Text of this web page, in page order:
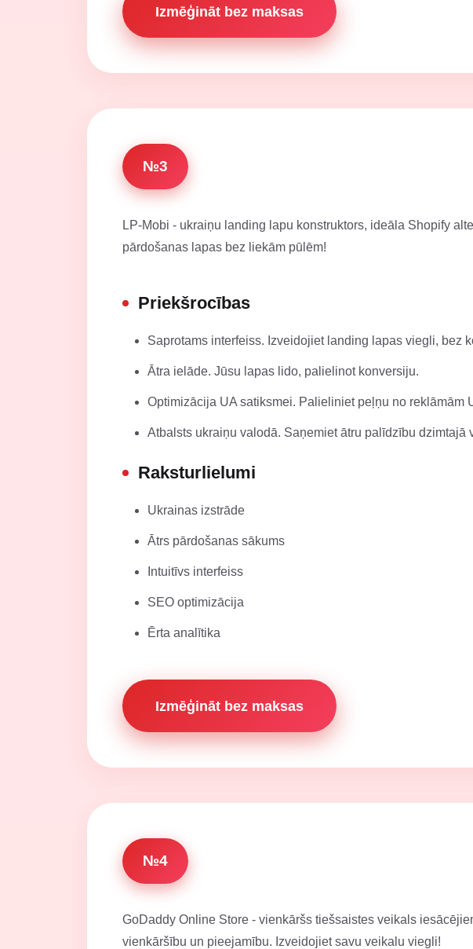
Izmēģināt bez maksas
№3
LP-Mobi - ukraiņu landing lapu konstruktors, ideāla Shopify
pārdošanas lapas bez liekām pūlēm!
Priekšrocības
Saprotams interfeiss. Izveidojiet landing lapas viegli, bez
Ātra ielāde. Jūsu lapas lido, palielinot konversiju.
Optimizācija UA satiksmei. Palieliniet peļņu no reklāmām
Atbalsts ukraiņu valodā. Saņemiet ātru palīdzību dzimtajā
Raksturlielumi
Ukrainas izstrāde
Ātrs pārdošanas sākums
Intuitīvs interfeiss
SEO optimizācija
Ērta analītika
Izmēģināt bez maksas
№4
GoDaddy Online Store - vienkāršs tiešsaistes veikals
vienkāršību un pieejamību. Izveidojiet savu veikalu viegli!